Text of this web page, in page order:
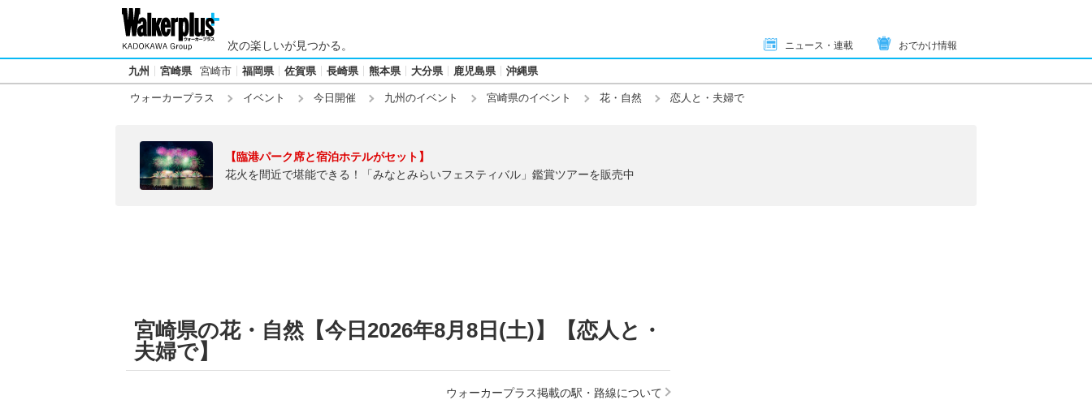
次の楽しいが見つかる。 ニュース・連載 おでかけ情報
九州 宮崎県 宮崎市 福岡県 佐賀県 長崎県 熊本県 大分県 鹿児島県 沖縄県
ウォーカープラス イベント 今日開催 九州のイベント 宮崎県のイベント 花・自然 恋人と・夫婦で
【臨港パーク席と宿泊ホテルがセット】
花火を間近で堪能できる！「みなとみらいフェスティバル」鑑賞ツアーを販売中
宮崎県の花・自然【今日2026年8月8日(土)】【恋人と・
夫婦で】
ウォーカープラス掲載の駅・路線について